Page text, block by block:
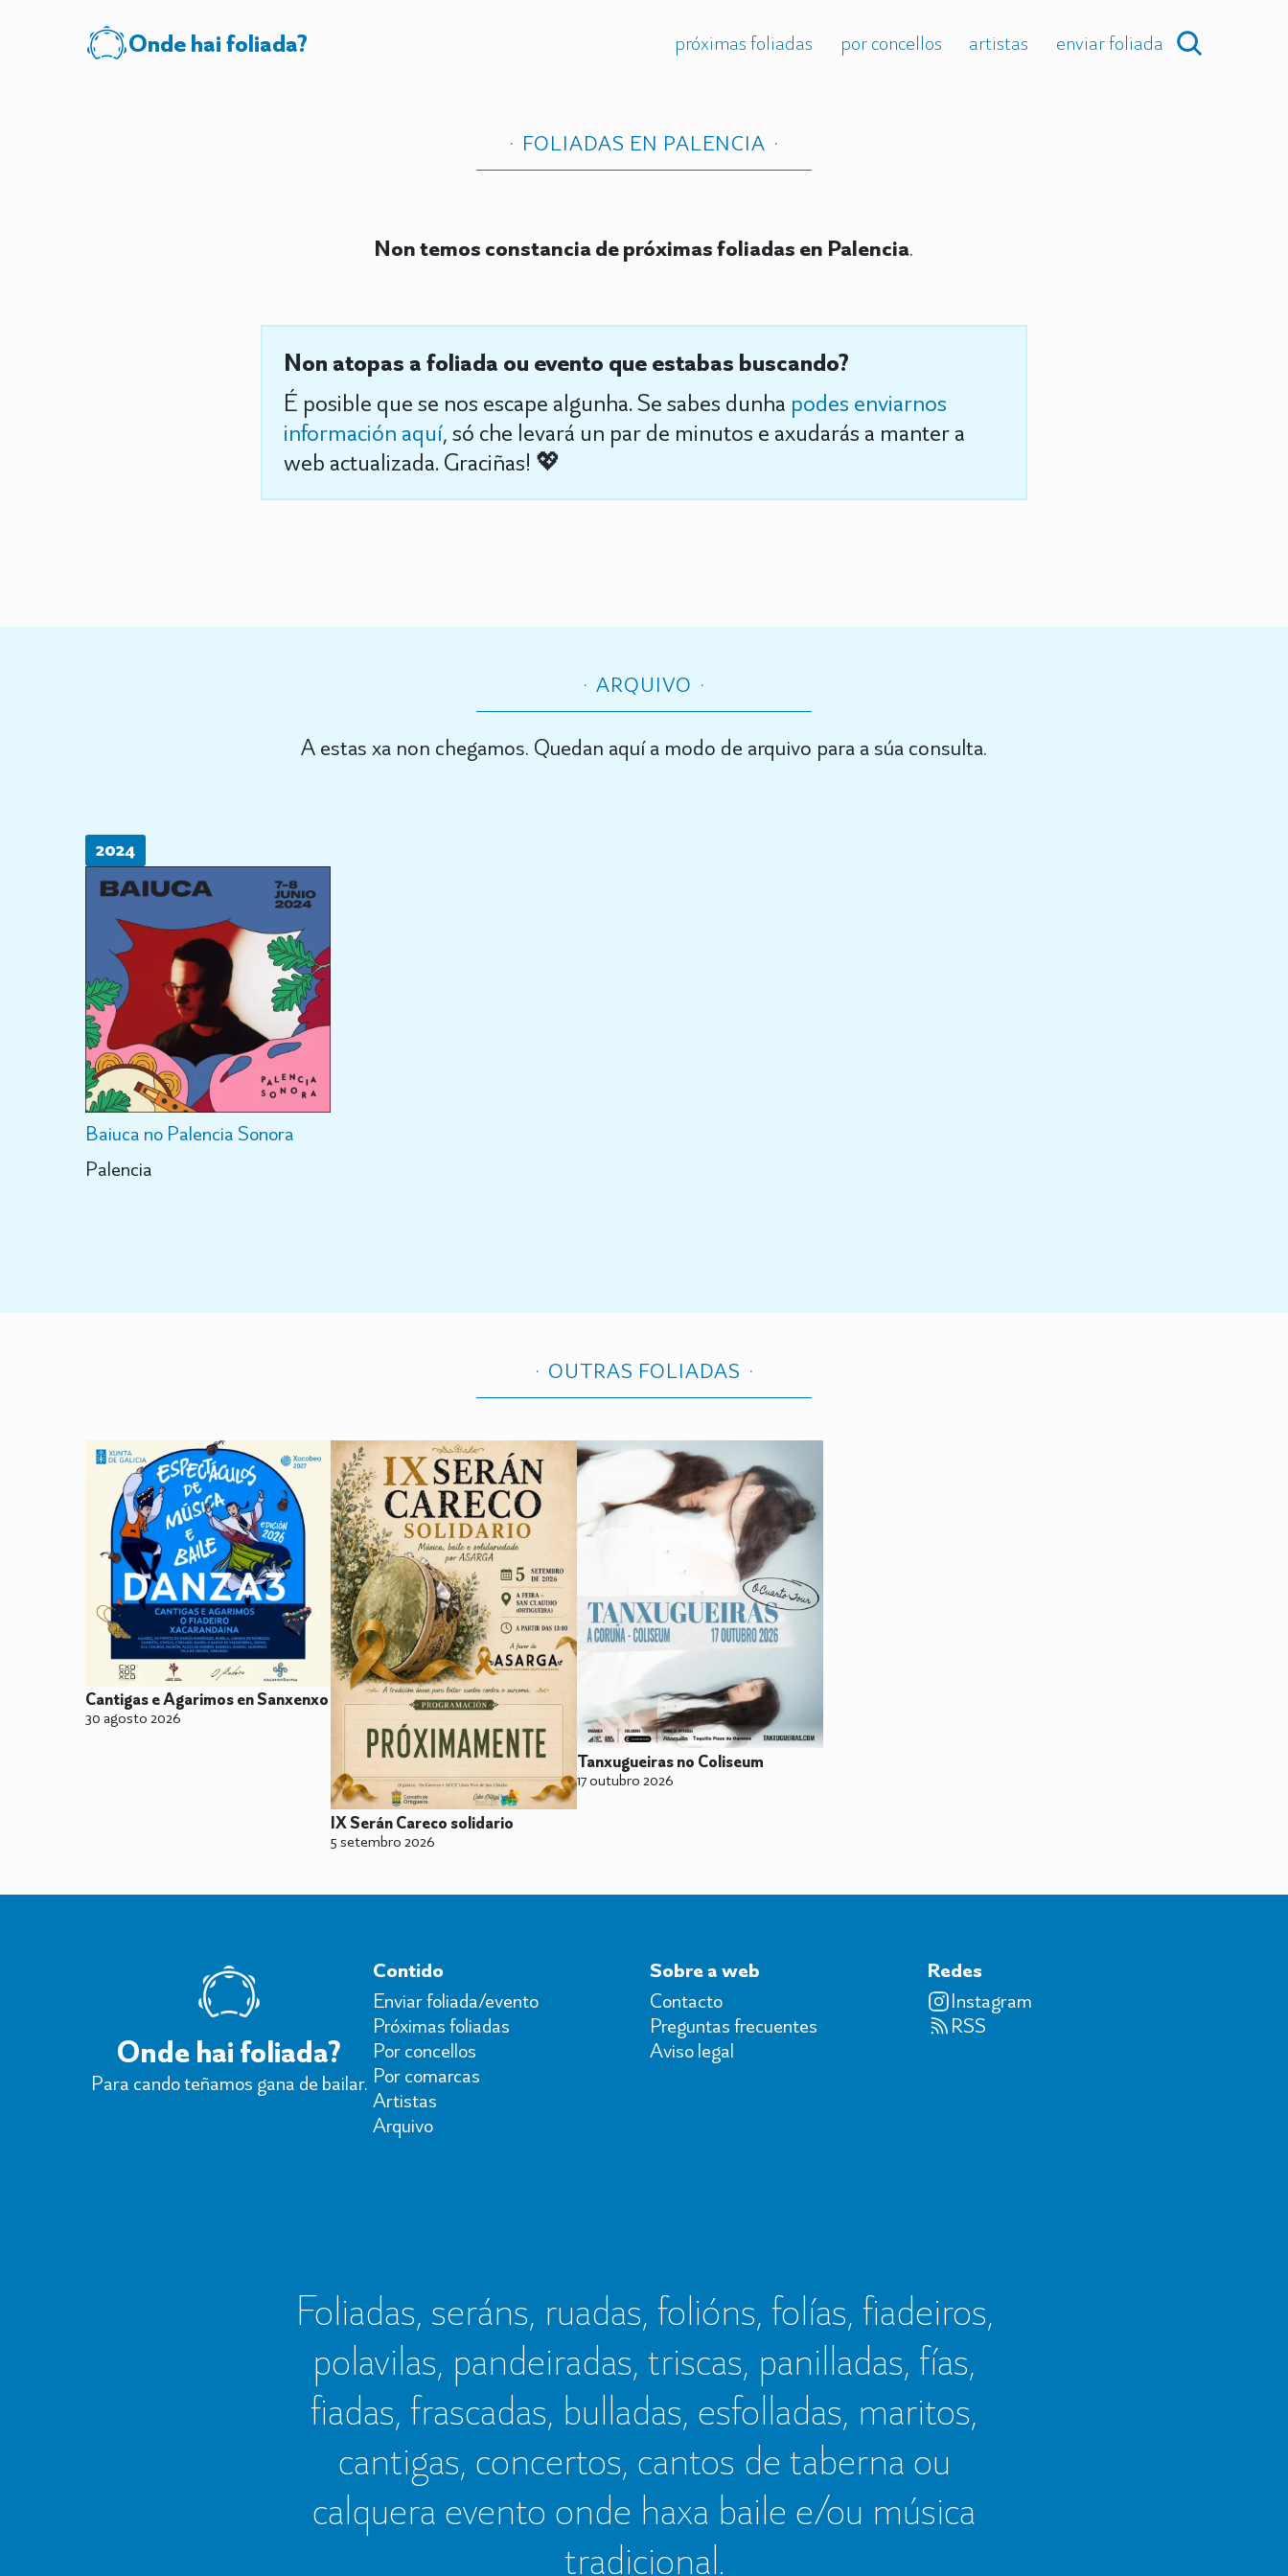
Onde hai foliada? próximas foliadas por concellos artistas enviar foliada
FOLIADAS EN PALENCIA
Non temos constancia de próximas foliadas en Palencia.
Non atopas a foliada ou evento que estabas buscando?
É posible que se nos escape algunha. Se sabes dunha podes enviarnos
información aquí, só che levará un par de minutos e axudarás a manter a
web actualizada. Graciñas! 💖
ARQUIVO
A estas xa non chegamos. Quedan aquí a modo de arquivo para a súa consulta.
2024
Baiuca no Palencia Sonora
Palencia
OUTRAS FOLIADAS
Cantigas e Agarimos en Sanxenxo
30 agosto 2026
IX Serán Careco solidario
5 setembro 2026
Tanxugueiras no Coliseum
17 outubro 2026
Onde hai foliada?
Para cando teñamos gana de bailar.
Contido
Enviar foliada/evento
Próximas foliadas
Por concellos
Por comarcas
Artistas
Arquivo
Sobre a web
Contacto
Preguntas frecuentes
Aviso legal
Redes
Instagram
RSS
Foliadas, seráns, ruadas, folións, folías, fiadeiros,
polavilas, pandeiradas, triscas, panilladas, fías,
fiadas, frascadas, bulladas, esfolladas, maritos,
cantigas, concertos, cantos de taberna ou
calquera evento onde haxa baile e/ou música
tradicional.